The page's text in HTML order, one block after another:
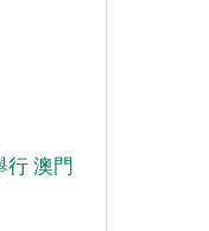
行 澳門